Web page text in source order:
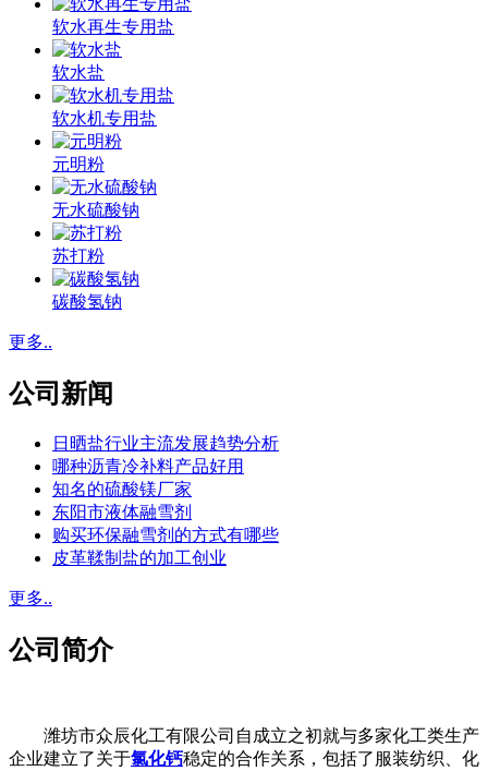
软水再生专用盐
软水盐
软水机专用盐
元明粉
无水硫酸钠
苏打粉
碳酸氢钠
更多..
公司新闻
日晒盐行业主流发展趋势分析
哪种沥青冷补料产品好用
知名的硫酸镁厂家
东阳市液体融雪剂
购买环保融雪剂的方式有哪些
皮革鞣制盐的加工创业
更多..
公司简介
潍坊市众辰化工有限公司自成立之初就与多家化工类生产
企业建立了关于氯化钙稳定的合作关系，包括了服装纺织、化